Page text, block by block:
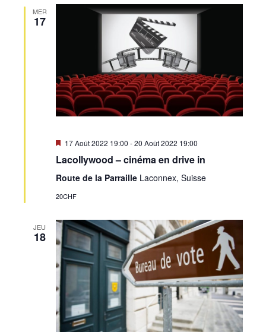
MER
17
Mis
avant
17 Août 2022 19:00 -20 Août 2022 19:00
Lacollywood – cinéma en drive in
Route de la Parraille Laconnex, Suisse
20CHF
JEU
18